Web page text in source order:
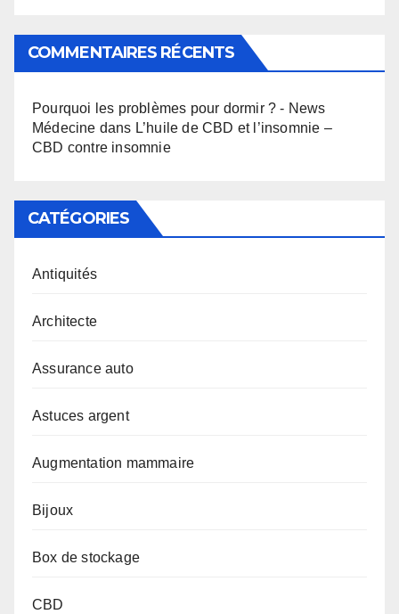
COMMENTAIRES RÉCENTS
Pourquoi les problèmes pour dormir ? - News
Médecine dans L’huile de CBD et l’insomnie –
CBD contre insomnie
CATÉGORIES
Antiquités
Architecte
Assurance auto
Astuces argent
Augmentation mammaire
Bijoux
Box de stockage
CBD